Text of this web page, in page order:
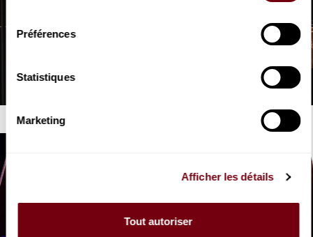
Préférences
Statistiques
Marketing
Afficher les détails
Tout autoriser
VIDEO
Tchaïkovski